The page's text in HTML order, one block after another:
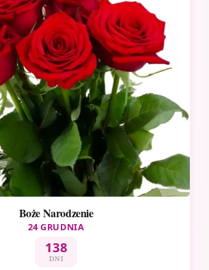
Boże Narodzenie
24 GRUDNIA
138
DNI